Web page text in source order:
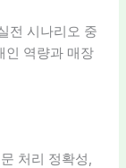
전 시나리오 중
인 역량과 매장
처리 정확성,